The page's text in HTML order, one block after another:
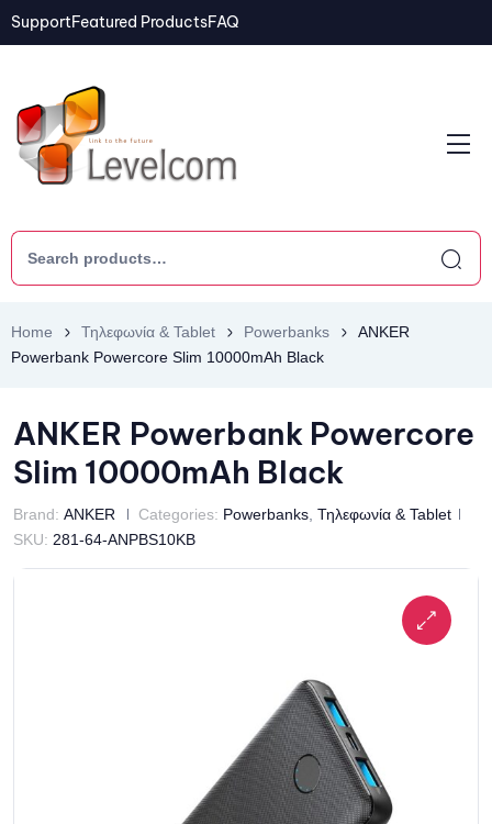
SupportFeatured ProductsFAQ
Home Τηλεφωνία & Tablet Powerbanks
ANKER
Powerbank Powercore Slim 10000mAh Black
ANKER Powerbank Powercore
Slim 10000mAh Black
Brand: ANKER Categories: Powerbanks Τηλεφωνία & Tablet
SKU: 281-64-ANPBS10KB